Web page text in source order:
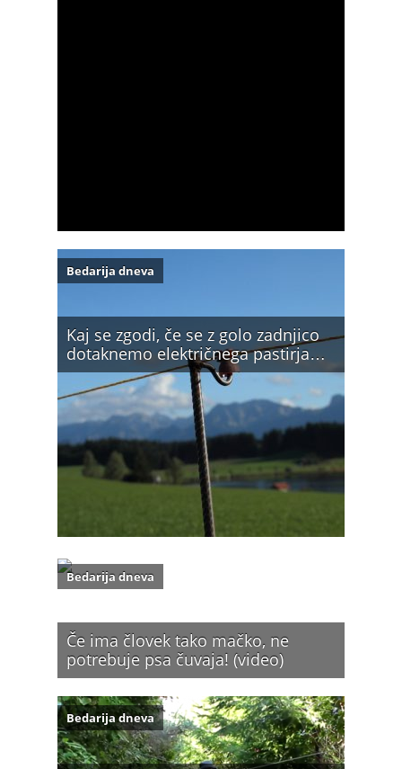
Kaj se zgodi, če se z golo zadnjico
dotaknemo električnega pastirja…
Bedarija dneva
Če ima človek tako mačko, ne
potrebuje psa čuvaja! (video)
Bedarija dneva
Bedarija dneva